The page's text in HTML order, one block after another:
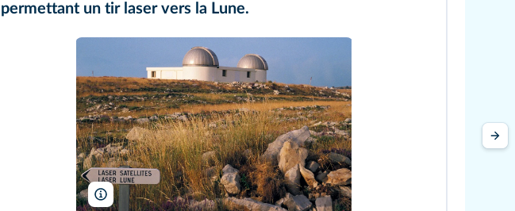
permettant un tir laser vers la Lune.
J-C.&D. Pratt/Photononstop